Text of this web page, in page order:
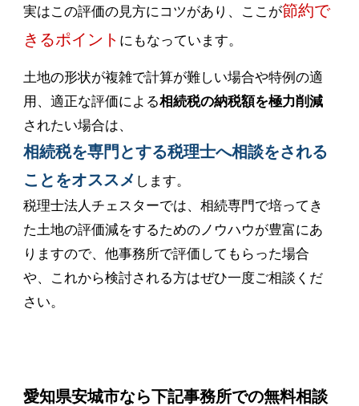
実はこの評価の見方にコツがあり、ここが節約で
きるポイント にもなっています。
土地の形状が複雑で計算が難しい場合や特例の適
用、適正な評価による相続税の納税額を極力削減
されたい場合は、
相続税を専門とする税理士へ相談をされる
ことをオススメ します。
税理士法人チェスターでは、相続専門で培ってき
た土地の評価減をするためのノウハウが豊富にあ
りますので、他事務所で評価してもらった場合
や、これから検討される方はぜひ一度ご相談くだ
さい。
愛知県安城市なら下記事務所での無料相談